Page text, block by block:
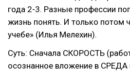
года 2-3. Разные профессии
жизнь понять. И только потом
учебе» (Илья Мелехин).
Суть: Сначала СКОРОСТЬ
осознанное вложение в СРЕДА